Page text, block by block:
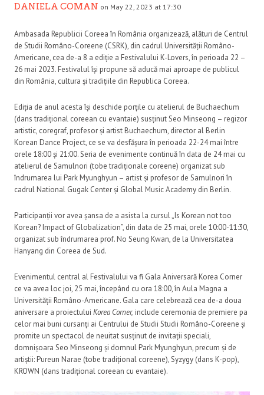
DANIELA COMAN on May 22, 2023 at 17:30
Ambasada Republicii Coreea în România organizează, alături de Centrul
de Studii Româno-Coreene (CSRK), din cadrul Universității Româno-
Americane, cea de-a 8 a ediție a Festivalului K-Lovers, în perioada 22 –
26 mai 2023. Festivalul își propune să aducă mai aproape de publicul
din România, cultura și tradițiile din Republica Coreea.
Ediția de anul acesta își deschide porțile cu atelierul de Buchaechum
(dans tradițional coreean cu evantaie) susținut Seo Minseong – regizor
artistic, coregraf, profesor și artist Buchaechum, director al Berlin
Korean Dance Project, ce se va desfășura în perioada 22-24 mai între
orele 18:00 și 21:00. Seria de evenimente continuă în data de 24 mai cu
atelierul de Samulnori (tobe tradiționale coreene) organizat sub
îndrumarea lui Park Myunghyun – artist și profesor de Samulnori în
cadrul National Gugak Center și Global Music Academy din Berlin.
Participanții vor avea șansa de a asista la cursul „Is Korean not too
Korean? Impact of Globalization”, din data de 25 mai, orele 10:00-11:30,
organizat sub îndrumarea prof. No Seung Kwan, de la Universitatea
Hanyang din Coreea de Sud.
Evenimentul central al Festivalului va fi Gala Aniversară Korea Corner
ce va avea loc joi, 25 mai, începând cu ora 18:00, în Aula Magna a
Universității Româno-Americane. Gala care celebrează cea de-a doua
aniversare a proiectului Korea Corner, include ceremonia de premiere pa
celor mai buni cursanți ai Centrului de Studii Studii Româno-Coreene și
promite un spectacol de neuitat susținut de invitații speciali,
domnișoara Seo Minseong și domnul Park Myunghyun, precum și de
artiștii: Pureun Narae (tobe tradițional coreene), Syzygy (dans K-pop),
KROWN (dans tradițional coreean cu evantaie).